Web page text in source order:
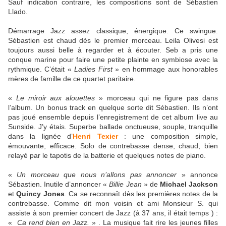
Sauf indication contraire, les compositions sont de Sébastien
Llado.
Démarrage Jazz assez classique, énergique. Ce swingue.
Sébastien est chaud dès le premier morceau. Leila Olivesi est
toujours aussi belle à regarder et à écouter. Seb a pris une
conque marine pour faire une petite plainte en symbiose avec la
rythmique. C’était «Ladies First» en hommage aux honorables
mères de famille de ce quartet paritaire.
« Le miroir aux alouettes » morceau qui ne figure pas dans
l’album. Un bonus track en quelque sorte dit Sébastien. Ils n’ont
pas joué ensemble depuis l’enregistrement de cet album live au
Sunside. J’y étais. Superbe ballade onctueuse, souple, tranquille
dans la lignée d’Henri Texier : une composition simple,
émouvante, efficace. Solo de contrebasse dense, chaud, bien
relayé par le tapotis de la batterie et quelques notes de piano.
« Un morceau que nous n’allons pas annoncer » annonce
Sébastien. Inutile d’annoncer «Billie Jean » de Michael Jackson
etQuincy Jones . Ca se reconnaît dès les premières notes de la
contrebasse. Comme dit mon voisin et ami Monsieur S. qui
assiste à son premier concert de Jazz (à 37 ans, il était temps ) :
« Ca rend bien en Jazz. » . La musique fait rire les jeunes filles